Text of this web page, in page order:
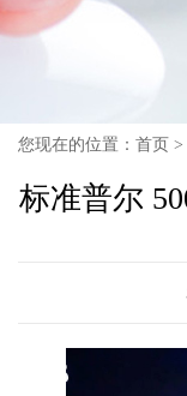
您现在的位置： 首页 >
标准普尔